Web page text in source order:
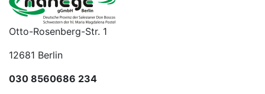
Otto-Rosenberg-Str. 1
12681 Berlin
030 8560686 234